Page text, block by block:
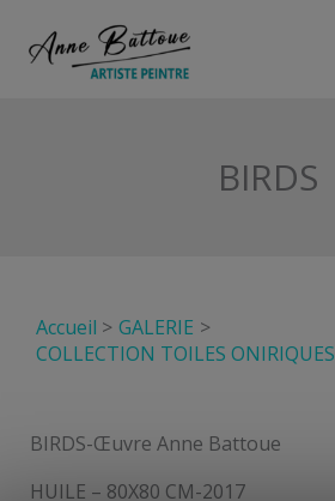
BIRDS
Accueil
GALERIE
COLLECTION TOILES ONIRIQUES
BIRDS-Œuvre Anne Battoue
HUILE – 80X80 CM-2017